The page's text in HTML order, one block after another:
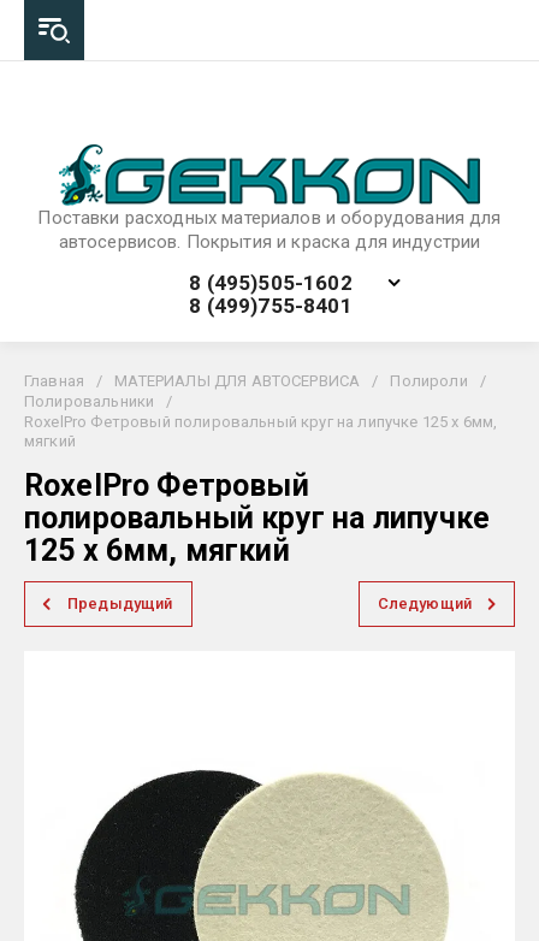
Поставки расходных материалов и оборудования для
автосервисов. Покрытия и краска для индустрии
8 (495)505-1602
8 (499)755-8401
Главная / МАТЕРИАЛЫ ДЛЯ АВТОСЕРВИСА / Полироли
/
Полировальники
/
RoxelPro Фетровый полировальный круг на липучке 125 х 6мм,
мягкий
RoxelPro Фетровый
полировальный круг на липучке
125 х 6мм, мягкий
Предыдущий Следующий